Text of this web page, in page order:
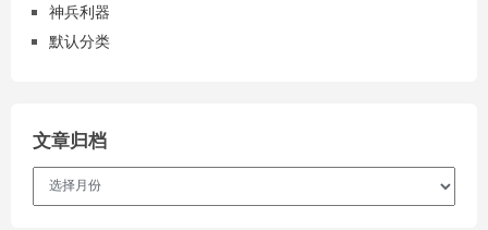
神兵利器
默认分类
文章归档